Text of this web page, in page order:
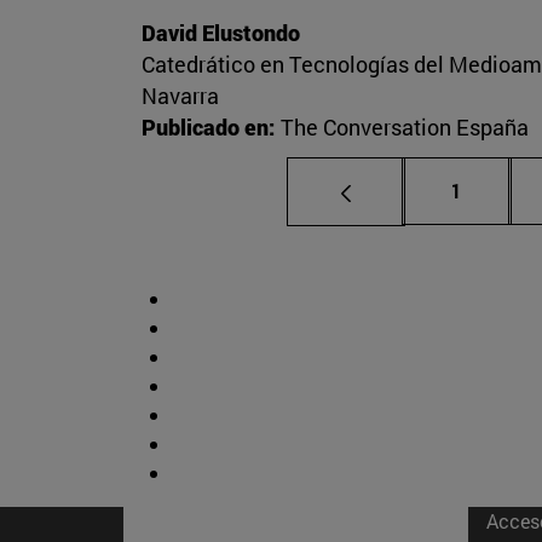
David Elustondo
Catedrático en Tecnologías del
Navarra
Publicado en: The Conversation España
Página
1